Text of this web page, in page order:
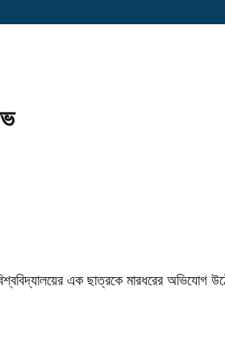
বিশ্ববিদ্যালয়ের এক ছাত্রকে মারধরের